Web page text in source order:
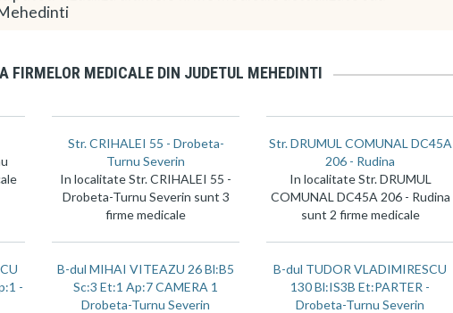
FIRMELOR MEDICALE DIN JUDETUL MEHEDINTI
Str. CRIHALEI 55 - Drobeta-
Turnu Severin
In localitate Str. CRIHALEI 55 -
Drobeta-Turnu Severin sunt 3
firme medicale
Str. DRUMUL COMUNAL DC45A
206 - Rudina
In localitate Str. DRUMUL
COMUNAL DC45A 206 - Rudina
sunt 2 firme medicale
-
B-dul MIHAI VITEAZU 26 Bl:B5
Sc:3 Et:1 Ap:7 CAMERA 1
Drobeta-Turnu Severin
B-dul TUDOR VLADIMIRESCU
130 Bl:IS3B Et:PARTER -
Drobeta-Turnu Severin